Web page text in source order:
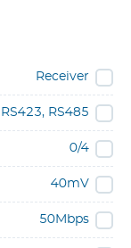
Receiver
RS485
0/4
40mV
50Mbps